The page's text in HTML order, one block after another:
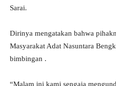
Sarai.
Dirinya mengatakan bahwa
Masyarakat Adat Nasuntara
bimbingan .
“Malam ini kami sengaja